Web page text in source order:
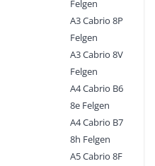
Felgen
A3 Cabrio 8P
Felgen
A3 Cabrio 8V
Felgen
A4 Cabrio B6
8e Felgen
A4 Cabrio B7
8h Felgen
A5 Cabrio 8F